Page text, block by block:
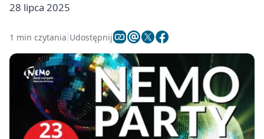
28 lipca 2025
1 min czytania Udostępnij